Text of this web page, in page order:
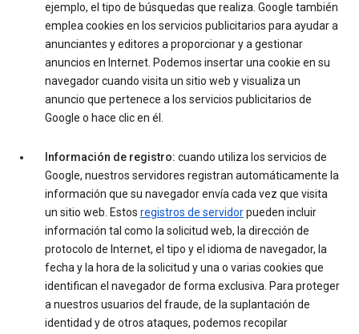
ejemplo, el tipo de búsquedas que realiza. Google también
emplea cookies en los servicios publicitarios para ayudar a
anunciantes y editores a proporcionar y a gestionar
anuncios en Internet. Podemos insertar una cookie en su
navegador cuando visita un sitio web y visualiza un
anuncio que pertenece a los servicios publicitarios de
Google o hace clic en él.
Información de registro: cuando utiliza los servicios de
Google, nuestros servidores registran automáticamente la
información que su navegador envía cada vez que visita
un sitio web. Estos registros de servidorpueden incluir
información tal como la solicitud web, la dirección de
protocolo de Internet, el tipo y el idioma de navegador, la
fecha y la hora de la solicitud y una o varias cookies que
identifican el navegador de forma exclusiva. Para proteger
a nuestros usuarios del fraude, de la suplantación de
identidad y de otros ataques, podemos recopilar